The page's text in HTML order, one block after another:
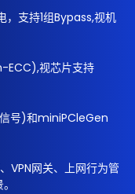
支持1组Bypass,视机
视芯片支持
号)和miniPCleGen
VPN网关、上网行为管